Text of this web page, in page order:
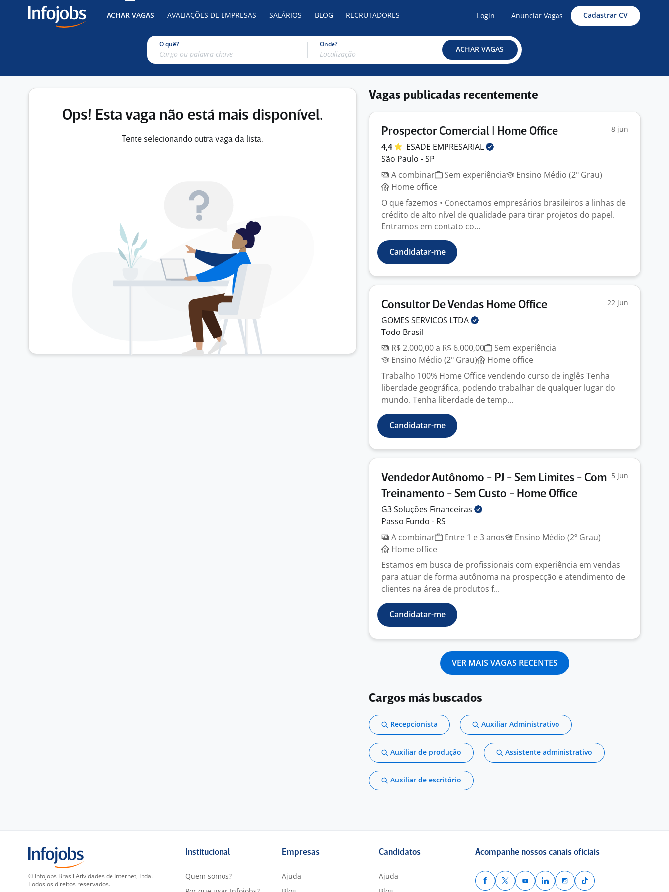
ACHAR VAGAS AVALIAÇÕES DE EMPRESAS SALÁRIOS BLOG RECRUTADORES Login Anunciar Vagas Cadastrar CV
O quê? Onde?
ACHAR VAGAS
Ops! Esta vaga não está mais disponível.
Tente selecionando outra vaga da lista.
Vagas publicadas recentemente
Prospector Comercial | Home Office 8 jun
4,4 ESADE EMPRESARIAL
São Paulo - SP
A combinar
Sem experiência
Ensino Médio (2º Grau)
Home office
O que fazemos • Conectamos empresários brasileiros a linhas de
crédito de alto nível de qualidade para tirar projetos do papel.
Entramos em contato co...
Candidatar-me
Consultor De Vendas Home Office 22 jun
GOMES SERVICOS LTDA
Todo Brasil
R$ 2.000,00 a R$ 6.000,00
Sem experiência
Ensino Médio (2º Grau)
Home office
Trabalho 100% Home Office vendendo curso de inglês Tenha
liberdade geográfica, podendo trabalhar de qualquer lugar do
mundo. Tenha liberdade de temp...
Candidatar-me
Vendedor Autônomo - PJ - Sem Limites - Com
Treinamento - Sem Custo - Home Office
5 jun
G3 Soluções Financeiras
Passo Fundo - RS
A combinar
Entre 1 e 3 anos
Ensino Médio (2º Grau)
Home office
Estamos em busca de profissionais com experiência em vendas
para atuar de forma autônoma na prospecção e atendimento de
clientes na área de produtos f...
Candidatar-me
VER MAIS VAGAS RECENTES
Cargos más buscados
Recepcionista Auxiliar Administrativo
Auxiliar de produção Assistente administrativo
Auxiliar de escritório
© Infojobs Brasil Atividades de Internet, Ltda.
Todos os direitos reservados.
Institucional
Quem somos?
Empresas
Ajuda
Candidatos
Ajuda
Acompanhe nossos canais oficiais